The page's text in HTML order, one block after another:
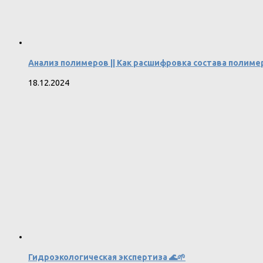
Анализ полимеров || Как расшифровка состава
18.12.2024
Гидроэкологическая экспертиза 🌊🌱